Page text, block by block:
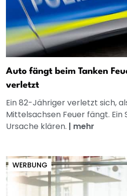
Auto fängt beim Tanken
verletzt
Ein 82-Jähriger verletzt sich,
Mittelsachsen Feuer fängt. Ein
Ursache klären. | mehr
WERBUNG